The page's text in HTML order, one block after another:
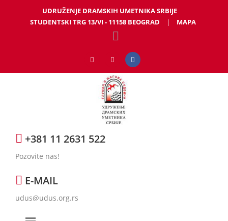
UDRUŽENJE DRAMSKIH UMETNIKA SRBIJE
STUDENTSKI TRG 13/VI - 11158 BEOGRAD
| MAPA
+381 11 2631 522
Pozovite nas!
E-MAIL
udus@udus.org.rs